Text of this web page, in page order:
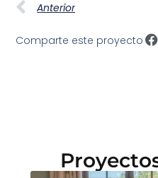
Anterior
Comparte este proyecto